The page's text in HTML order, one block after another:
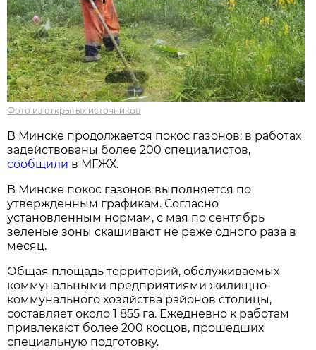
Фото из открытых источников
В Минске продолжается покос газонов: в работах
задействованы более 200 специалистов,
сообщили в МГЖХ.
В Минске покос газонов выполняется по
утвержденным графикам. Согласно
установленным нормам, с мая по сентябрь
зеленые зоны скашивают не реже одного раза в
месяц.
Общая площадь территорий, обслуживаемых
коммунальными предприятиями жилищно-
коммунального хозяйства районов столицы,
составляет около 1 855 га. Ежедневно к работам
привлекают более 200 косцов, прошедших
специальную подготовку.